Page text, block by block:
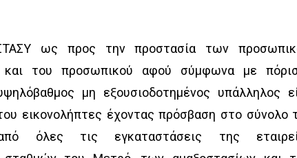
ως προς την προστασία των
του προσωπικού αφού σύμφωνα με
μη εξουσιοδοτημένος υπάλληλος
εικονολήπτες έχοντας πρόσβαση στο σύνολο
όλες τις εγκαταστάσεις της